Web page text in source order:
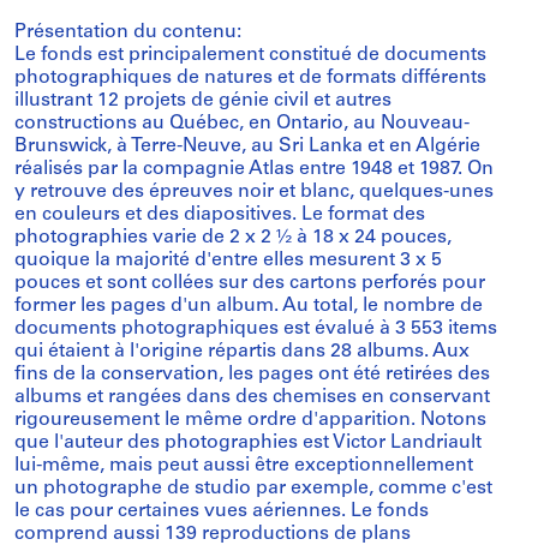
Présentation du contenu:
Le fonds est principalement constitué de documents
photographiques de natures et de formats différents
illustrant 12 projets de génie civil et autres
constructions au Québec, en Ontario, au Nouveau-
Brunswick, à Terre-Neuve, au Sri Lanka et en Algérie
réalisés par la compagnie Atlas entre 1948 et 1987. On
y retrouve des épreuves noir et blanc, quelques-unes
en couleurs et des diapositives. Le format des
photographies varie de 2 x 2 ½ à 18 x 24 pouces,
quoique la majorité d'entre elles mesurent 3 x 5
pouces et sont collées sur des cartons perforés pour
former les pages d'un album. Au total, le nombre de
documents photographiques est évalué à 3 553 items
qui étaient à l'origine répartis dans 28 albums. Aux
fins de la conservation, les pages ont été retirées des
albums et rangées dans des chemises en conservant
rigoureusement le même ordre d'apparition. Notons
que l'auteur des photographies est Victor Landriault
lui-même, mais peut aussi être exceptionnellement
un photographe de studio par exemple, comme c'est
le cas pour certaines vues aériennes. Le fonds
comprend aussi 139 reproductions de plans